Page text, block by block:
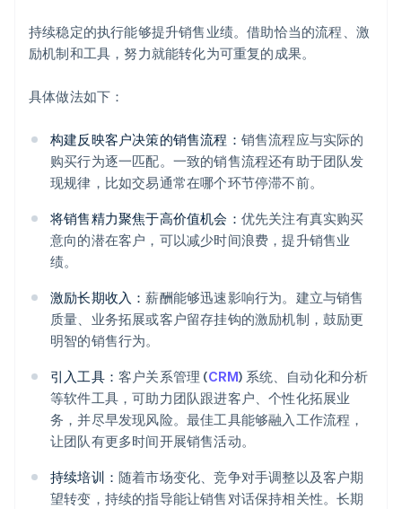
持续稳定的执行能够提升销售业绩。借助恰当的流程、激
励机制和工具，努力就能转化为可重复的成果。
具体做法如下：
构建反映客户决策的销售流程： 销售流程应与实际的
购买行为逐一匹配。一致的销售流程还有助于团队发
现规律，比如交易通常在哪个环节停滞不前。
将销售精力聚焦于高价值机会： 优先关注有真实购买
意向的潜在客户，可以减少时间浪费，提升销售业
绩。
激励长期收入：薪酬能够迅速影响行为。建立与销售
质量、业务拓展或客户留存挂钩的激励机制，鼓励更
明智的销售行为。
引入工具： 客户关系管理 (CRM) 系统、自动化和分析
等软件工具，可助力团队跟进客户、个性化拓展业
务，并尽早发现风险。最佳工具能够融入工作流程，
让团队有更多时间开展销售活动。
持续培训： 随着市场变化、竞争对手调整以及客户期
望转变，持续的指导能让销售对话保持相关性。长期